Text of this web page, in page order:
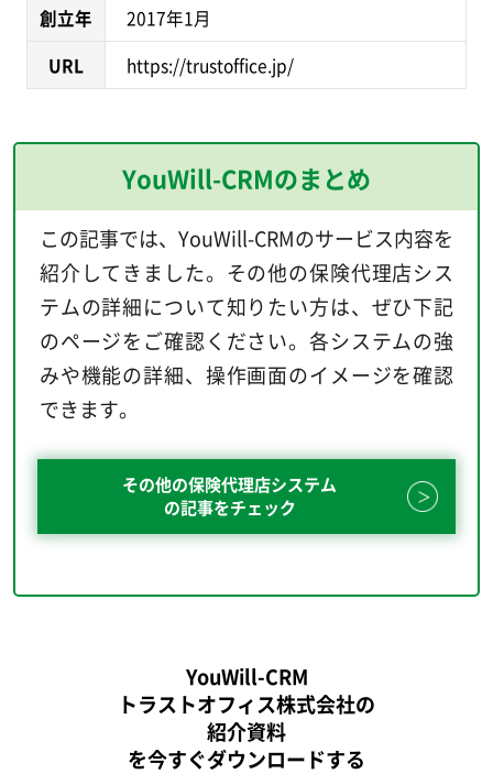
創立年
2017年1月
URL
https://trustoffice.jp/
YouWill-CRMのまとめ
この記事では、YouWill-CRMのサービス内容を
紹介してきました。その他の保険代理店シス
テムの詳細について知りたい方は、ぜひ下記
のページをご確認ください。各システムの強
みや機能の詳細、操作画面のイメージを確認
できます。
その他の保険代理店システム
の記事をチェック
YouWill-CRM
トラストオフィス株式会社の
紹介資料
を今すぐダウンロードする